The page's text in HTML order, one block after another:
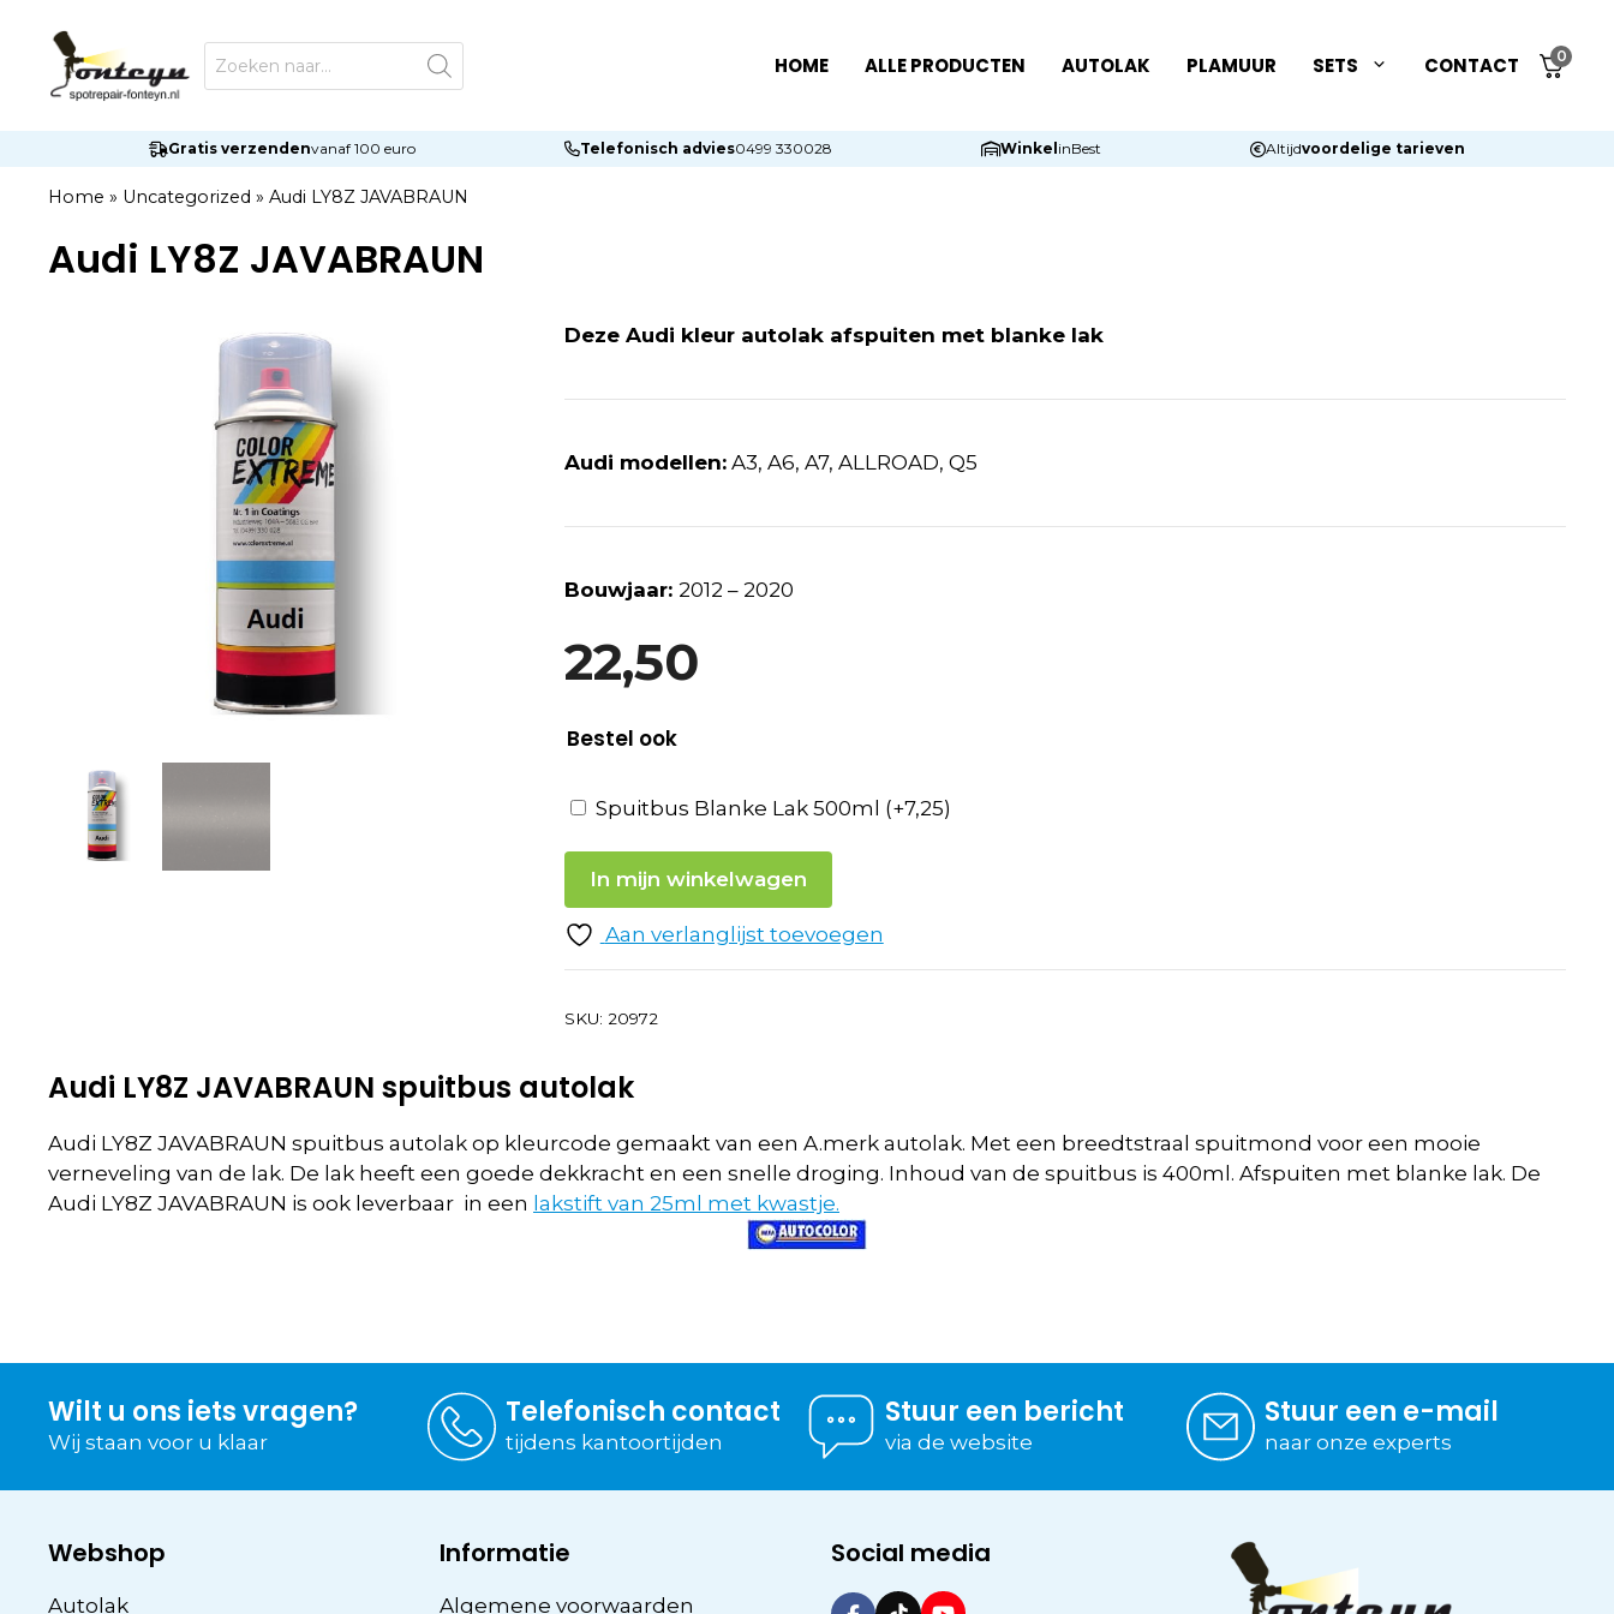
inhoud
Producten
zoeken
HOME ALLE PRODUCTEN AUTOLAK PLAMUUR SETS CONTACT 0
Gratis verzendenvanaf 100 euro Telefonisch advies0499 330028 Winkel inBest Altijdvoordelige tarieven
Home » Uncategorized » Audi LY8Z JAVABRAUN
Audi LY8Z JAVABRAUN
Deze Audi kleur autolak afspuiten met blanke lak
Audi modellen:A3, A6, A7, ALLROAD, Q5
Bouwjaar: 2012 – 2020
22,50
Bestel ook
Spuitbus Blanke Lak 500ml (+7,25)
In mijn winkelwagen
Aan verlanglijst toevoegen
SKU: 20972
Audi LY8Z JAVABRAUN spuitbus autolak
Audi LY8Z JAVABRAUN spuitbus autolak op kleurcode gemaakt van een A.merk autolak. Met een breedtstraal spuitmond voor een mooie
verneveling van de lak. De lak heeft een goede dekkracht en een snelle droging. Inhoud van de spuitbus is 400ml. Afspuiten met blanke lak. De
Audi LY8Z JAVABRAUN is ook leverbaar in een lakstift van 25ml met kwastje.
Wilt u ons iets vragen?
Wij staan voor u klaar
Telefonisch contact
tijdens kantoortijden
Stuur een bericht
via de website
Stuur een e-mail
naar onze experts
Webshop
Autolak
Informatie
Algemene voorwaarden
Social media